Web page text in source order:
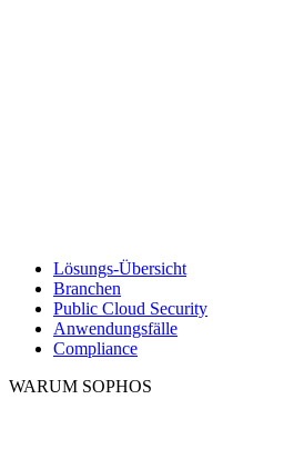
Lösungs-Übersicht
Branchen
Public Cloud Security
Anwendungsfälle
Compliance
WARUM SOPHOS